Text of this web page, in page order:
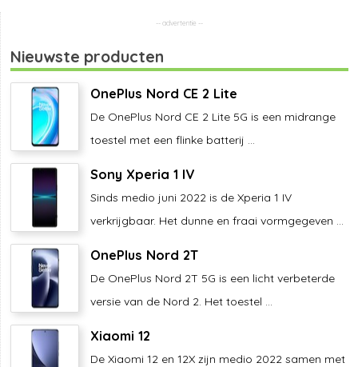
Nieuwste producten
OnePlus Nord CE 2 Lite
De OnePlus Nord CE 2 Lite 5G is een midrange
toestel met een flinke batterij ...
Sony Xperia 1 IV
Sinds medio juni 2022 is de Xperia 1 IV
verkrijgbaar. Het dunne en fraai vormgegeven ...
OnePlus Nord 2T
De OnePlus Nord 2T 5G is een licht verbeterde
versie van de Nord 2. Het toestel ...
Xiaomi 12
De Xiaomi 12 en 12X zijn medio 2022 samen met